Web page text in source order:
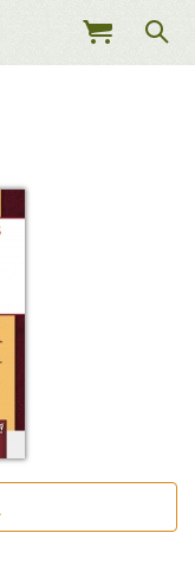
MEU